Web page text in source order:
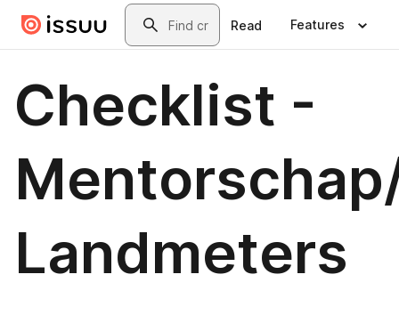
Skip to main contentSearch
Read Features
Checklist -
Landmeters